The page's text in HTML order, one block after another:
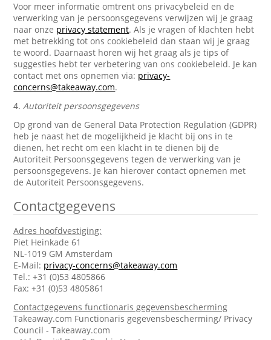
Voor meer informatie omtrent ons privacybeleid en de
verwerking van je persoonsgegevens verwijzen wij je graag
naar onze privacy statement. Als je vragen of klachten hebt
met betrekking tot ons cookiebeleid dan staan wij je graag
te woord. Daarnaast horen wij het graag als je tips of
suggesties hebt ter verbetering van ons cookiebeleid. Je kan
contact met ons opnemen via: privacy-
concerns@takeaway.com.
4.Autoriteit persoonsgegevens
Op grond van de General Data Protection Regulation (GDPR)
heb je naast het de mogelijkheid je klacht bij ons in te
dienen, het recht om een klacht in te dienen bij de
Autoriteit Persoonsgegevens tegen de verwerking van je
persoonsgegevens. Je kan hierover contact opnemen met
de Autoriteit Persoonsgegevens.
Contactgegevens
Adres hoofdvestiging:
Piet Heinkade 61
NL-1019 GM Amsterdam
E-Mail: privacy-concerns@takeaway.com
Tel.: +31 (0)53 4805866
Fax: +31 (0)53 4805861
Contactgegevens functionaris gegevensbescherming
Takeaway.com Functionaris gegevensbescherming/ Privacy
Council - Takeaway.com